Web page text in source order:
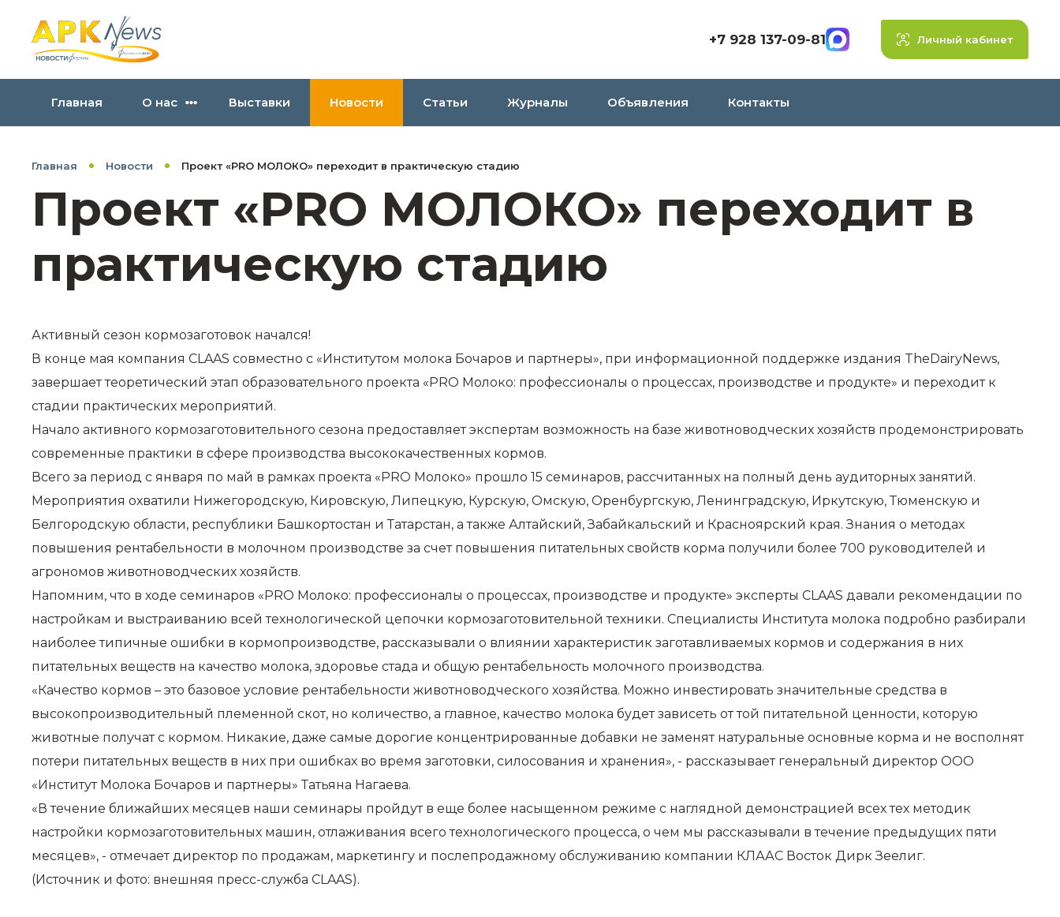
+7 928 137-09-81 Личный кабинет
Главная О нас Выставки Новости Статьи Журналы Объявления Контакты
Главная Новости Проект «PRO МОЛОКО» переходит в практическую стадию
Проект «PRO МОЛОКО» переходит в
практическую стадию
Активный сезон кормозаготовок начался!
В конце мая компания CLAAS совместно с «Институтом молока Бочаров и партнеры», при информационной поддержке издания TheDairyNews,
завершает теоретический этап образовательного проекта «PRO Молоко: профессионалы о процессах, производстве и продукте» и переходит к
стадии практических мероприятий.
Начало активного кормозаготовительного сезона предоставляет экспертам возможность на базе животноводческих хозяйств продемонстрировать
современные практики в сфере производства высококачественных кормов.
Всего за период с января по май в рамках проекта «PRO Молоко» прошло 15 семинаров, рассчитанных на полный день аудиторных занятий.
Мероприятия охватили Нижегородскую, Кировскую, Липецкую, Курскую, Омскую, Оренбургскую, Ленинградскую, Иркутскую, Тюменскую и
Белгородскую области, республики Башкортостан и Татарстан, а также Алтайский, Забайкальский и Красноярский края. Знания о методах
повышения рентабельности в молочном производстве за счет повышения питательных свойств корма получили более 700 руководителей и
агрономов животноводческих хозяйств.
Напомним, что в ходе семинаров «PRO Молоко: профессионалы о процессах, производстве и продукте» эксперты CLAAS давали рекомендации по
настройкам и выстраиванию всей технологической цепочки кормозаготовительной техники. Специалисты Института молока подробно разбирали
наиболее типичные ошибки в кормопроизводстве, рассказывали о влиянии характеристик заготавливаемых кормов и содержания в них
питательных веществ на качество молока, здоровье стада и общую рентабельность молочного производства.
«Качество кормов – это базовое условие рентабельности животноводческого хозяйства. Можно инвестировать значительные средства в
высокопроизводительный племенной скот, но количество, а главное, качество молока будет зависеть от той питательной ценности, которую
животные получат с кормом. Никакие, даже самые дорогие концентрированные добавки не заменят натуральные основные корма и не восполнят
потери питательных веществ в них при ошибках во время заготовки, силосования и хранения», - рассказывает генеральный директор ООО
«Институт Молока Бочаров и партнеры» Татьяна Нагаева.
«В течение ближайших месяцев наши семинары пройдут в еще более насыщенном режиме с наглядной демонстрацией всех тех методик
настройки кормозаготовительных машин, отлаживания всего технологического процесса, о чем мы рассказывали в течение предыдущих пяти
месяцев», - отмечает директор по продажам, маркетингу и послепродажному обслуживанию компании КЛААС Восток Дирк Зеелиг.
(Источник и фото: внешняя пресс-служба CLAAS).